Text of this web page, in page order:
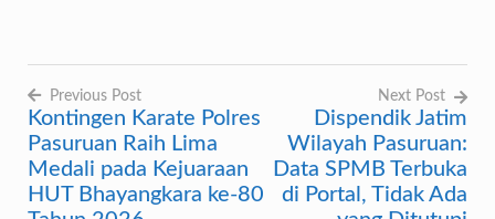
Navigasi
pos
Previous Post
Kontingen Karate Polres
Pasuruan Raih Lima
Medali pada Kejuaraan
HUT Bhayangkara ke-80
Next Post
Dispendik Jatim
Wilayah Pasuruan:
Data SPMB Terbuka
di Portal, Tidak Ada